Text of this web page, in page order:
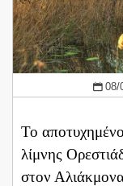
08/
Το
λίμνης
στον